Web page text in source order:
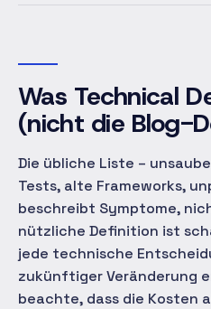
Was Technical
(nicht die Blog-
Die übliche Liste –
Tests, alte Frameworks,
beschreibt Symptome,
nützliche Definition ist
jede technische
zukünftiger Veränderung
beachte, dass die Kosten